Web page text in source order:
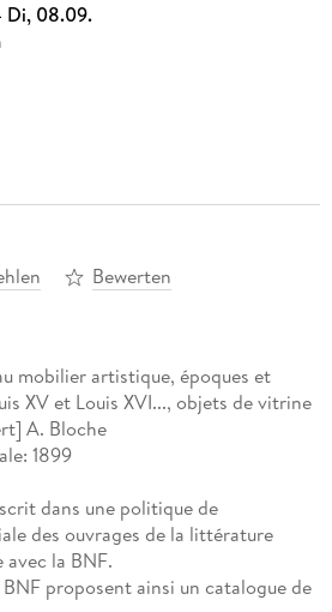
Di, 08.09.
Bewerten
mobilier artistique, époques et
XV et Louis XVI..., objets de vitrine
A. Bloche
1899
dans une politique de
des ouvrages de la littérature
avec la BNF.
BNF proposent ainsi un catalogue de